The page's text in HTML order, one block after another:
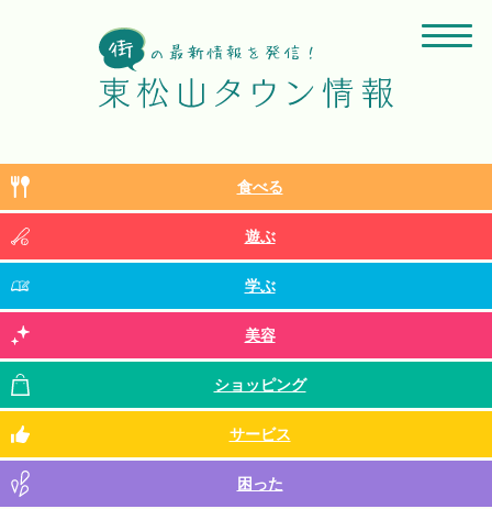
食べる
遊ぶ
学ぶ
美容
ショッピング
サービス
困った